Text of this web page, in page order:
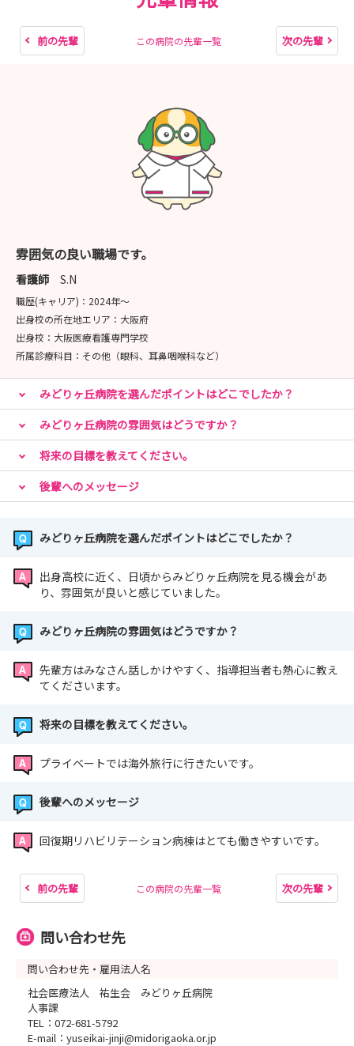
【9月】9月5日（土）午後・9月26日（土）午前※9時30
分開始
2027年度新卒採用は終了いたしました🤗
前年をはるかに凌ぐ学生様にご応募いただきました、職員
一同、心より感謝申し上げます😄
来年度も多くの学生様をお迎えできるよう頑張ってまいり
📞お問合せ📞
社会医療法人祐生会 みどりヶ丘病院 人事課 可藤
TEL ：072-681-5792
Emai: yuseikai-jinji@midorigaoka.or.jp
前の先輩 この病院の先輩一覧 次の先輩
雰囲気の良い職場です。
看護師 S.N
職歴(キャリア)： 2024年〜
出身校の所在地エリア： 大阪府
出身校： 大阪医療看護専門学校
所属診療科目： その他（眼科、耳鼻咽喉科など）
みどりヶ丘病院を選んだポイントはどこでしたか？
みどりヶ丘病院の雰囲気はどうですか？
将来の目標を教えてください。
後輩へのメッセージ
みどりヶ丘病院を選んだポイントはどこでしたか？
出身高校に近く、日頃からみどりヶ丘病院を見る機会があ
り、雰囲気が良いと感じていました。
みどりヶ丘病院の雰囲気はどうですか？
先輩方はみなさん話しかけやすく、指導担当者も熱心に教え
てくださいます。
将来の目標を教えてください。
プライベートでは海外旅行に行きたいです。
後輩へのメッセージ
回復期リハビリテーション病棟はとても働きやすいです。
前の先輩 この病院の先輩一覧 次の先輩
問い合わせ先
問い合わせ先・雇用法人名
社会医療法人 祐生会 みどりヶ丘病院
人事課
TEL：072-681-5792
E-mail：yuseikai-jinji@midorigaoka.or.jp